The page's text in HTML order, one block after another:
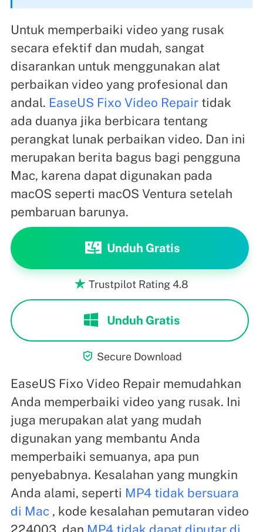
Untuk memperbaiki video yang rusak
secara efektif dan mudah, sangat
disarankan untuk menggunakan alat
perbaikan video yang profesional dan
andal. EaseUS Fixo Video Repairtidak
ada duanya jika berbicara tentang
perangkat lunak perbaikan video. Dan ini
merupakan berita bagus bagi pengguna
Mac, karena dapat digunakan pada
macOS seperti macOS Ventura setelah
pembaruan barunya.
Unduh Gratis
 Trustpilot Rating 4.8
Unduh Gratis
 Secure Download
EaseUS Fixo Video Repair memudahkan
Anda memperbaiki video yang rusak. Ini
juga merupakan alat yang mudah
digunakan yang membantu Anda
memperbaiki semuanya, apa pun
penyebabnya. Kesalahan yang mungkin
Anda alami, seperti MP4 tidak bersuara
di Mac, kode kesalahan pemutaran video
224003, dan MP4 tidak dapat diputar di